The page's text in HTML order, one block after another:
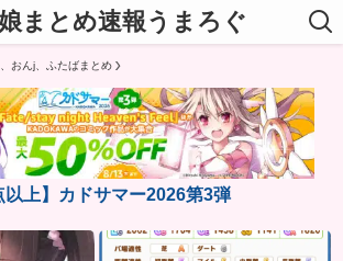
まとめ速報うまろぐ
おんj、ふたばまとめ
以上】カドサマー2026第3弾